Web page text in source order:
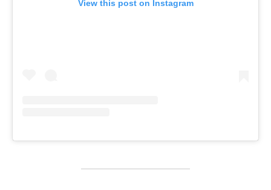
View this post on Instagram